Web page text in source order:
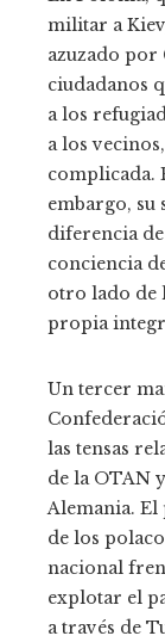
militar a
azuzado por
ciudadanos
a los
a los
complicada.
embargo,
diferencia
conciencia
otro lado de
propia
Un tercer
las tensas
de la OTAN
Alemania.
de los
nacional
explotar el
a través de